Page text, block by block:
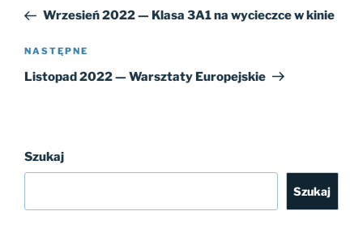
wpisWrzesień 2022 — Klasa 3A1 na wycieczce w kinie
Następny
wpis
NASTĘPNE
Listopad 2022 — Warsztaty Europejskie
Szukaj
Szukaj